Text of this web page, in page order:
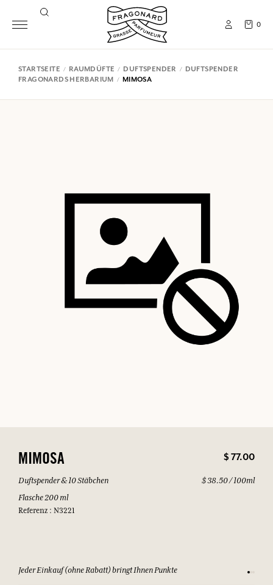
0
STARTSEITE RAUMDÜFTE DUFTSPENDER
DUFTSPENDER
FRAGONARDS HERBARIUM
MIMOSA
MIMOSA $ 77.00
Duftspender & 10 Stäbchen
Flasche 200 ml
Referenz : N3221
$ 38.50 / 100ml
Jeder Einkauf (ohne Rabatt) bringt Ihnen Punkte Sehen